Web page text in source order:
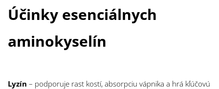
Účinky esenciálnych
aminokyselín
Lyzín – podporuje rast kostí, absorpciu vápnika a hrá kľúčovú